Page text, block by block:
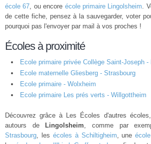
école 67, ou encore école primaire Lingolsheim.
de cette fiche, pensez à la sauvegarder, voter
pourquoi pas l'envoyer par mail à vos proches !
Écoles à proximité
Ecole primaire privée Collège Saint-Joseph -
Ecole maternelle Gliesberg - Strasbourg
Ecole primaire - Wolxheim
Ecole primaire Les prés verts - Willgottheim
Découvrez grâce à Les Écoles d'autres
autours de
Lingolsheim, comme par
Strasbourg, les écoles à Schiltigheim, une